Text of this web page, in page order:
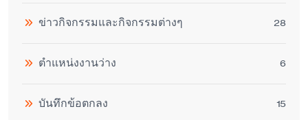
ข่าวกิจกรรมและกิจกรรมต่างๆ 28
ตำแหน่งงานว่าง 6
บันทึกข้อตกลง 15